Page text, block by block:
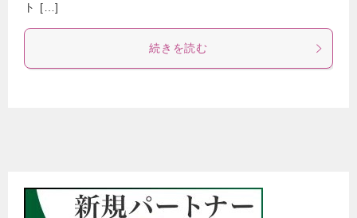
ト […]
続きを読む